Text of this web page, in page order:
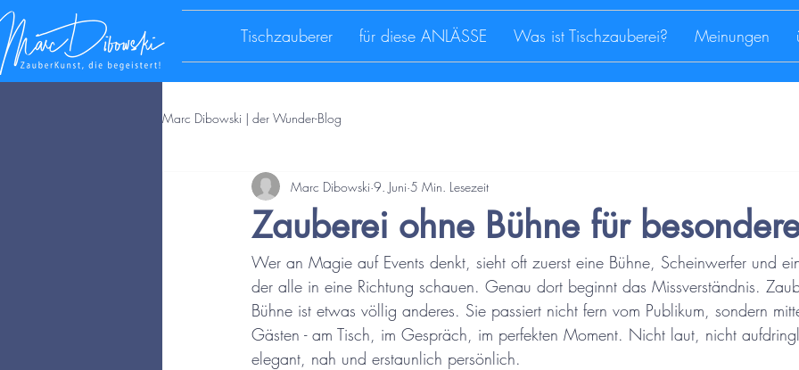
Tischzauberer für diese ANLÄSSE Was ist Tischzauberei? Meinungen
Marc Dibowski | der Wunder-Blog
Zauberei ohne Bühne für
Marc Dibowski 9. Juni 5 Min. Lesezeit
Wer an Magie auf Events denkt, sieht oft zuerst eine Bühne, Scheinwerfer und
der alle in eine Richtung schauen. Genau dort beginnt das Missverständnis.
Bühne ist etwas völlig anderes. Sie passiert nicht fern vom Publikum, sondern
Gästen - am Tisch, im Gespräch, im perfekten Moment. Nicht laut, nicht
elegant, nah und erstaunlich persönlich.